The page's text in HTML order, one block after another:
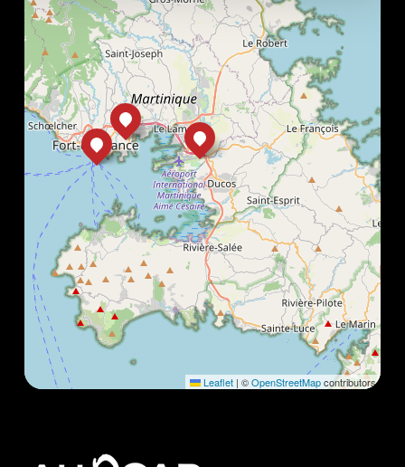
Leaflet | ©OpenStreetMapcontributors